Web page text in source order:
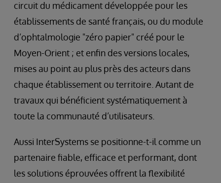
circuit du médicament développée pour les
établissements de santé français, ou du module
d’ophtalmologie "zéro papier" créé pour le
Moyen-Orient ; et enfin des versions locales,
mises au point au plus près des acteurs dans
chaque établissement ou territoire. Autant de
travaux qui bénéficient systématiquement à
toute la communauté d’utilisateurs.
Aussi InterSystems se positionne-t-il comme un
partenaire fiable, efficace et performant, dont
les solutions éprouvées offrent la flexibilité